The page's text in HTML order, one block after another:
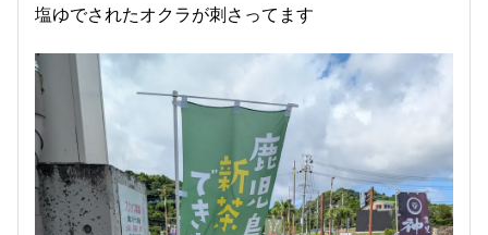
塩ゆでされたオクラが刺さってます